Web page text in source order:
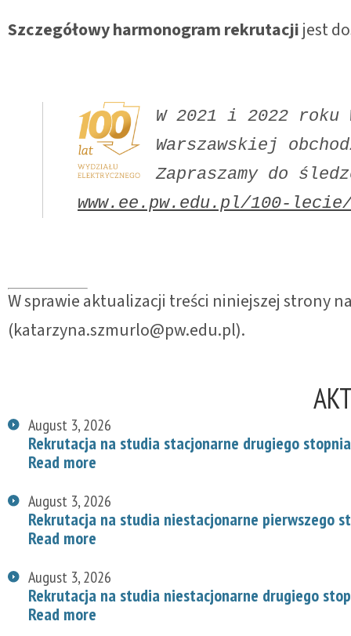
Szczegółowy harmonogram rekrutacjijest
W 2021 i 2022
Warszawskiej
www.ee.pw.edu.pl/100-
W sprawie aktualizacji treści niniejszej strony
(katarzyna.szmurlo@pw.edu.pl).
August 3, 2026
Rekrutacja na studia stacjonarne drugiego
Read more
August 3, 2026
Rekrutacja na studia niestacjonarne pierwszego
Read more
August 3, 2026
Rekrutacja na studia niestacjonarne drugiego
Read more